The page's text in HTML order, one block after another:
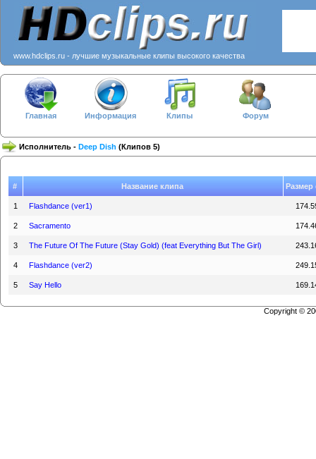
www.hdclips.ru - лучшие музыкальные клипы высокого качества
Главная Информация Клипы Форум
Исполнитель - Deep Dish (Клипов 5)
# Название клипа
1 Flashdance (ver1)
2 Sacramento
3 The Future Of The Future (Stay Gold) (feat Everything But The Girl)
4 Flashdance (ver2)
5 Say Hello
Copyright ©